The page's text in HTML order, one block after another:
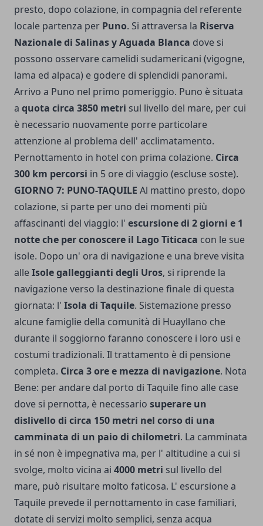
presto, dopo colazione, in compagnia del referente
locale partenza per Puno. Si attraversa la Riserva
Nazionale di Salinas y Aguada Blanca dove si
possono osservare camelidi sudamericani (vigogne,
lama ed alpaca) e godere di splendidi panorami.
Arrivo a Puno nel primo pomeriggio. Puno è situata
a quota circa 3850 metri sul livello del mare, per cui
è necessario nuovamente porre particolare
attenzione al problema dell' acclimatamento.
Pernottamento in hotel con prima colazione. Circa
300 km percorsi in 5 ore di viaggio (escluse soste).
GIORNO 7: PUNO-TAQUILE Al mattino presto, dopo
colazione, si parte per uno dei momenti più
affascinanti del viaggio: l' escursione di 2 giorni e 1
notte che per conoscere il Lago Titicaca con le sue
isole. Dopo un' ora di navigazione e una breve visita
alleIsole galleggianti degli Uros, si riprende la
navigazione verso la destinazione finale di questa
giornata: l' Isola di Taquile. Sistemazione presso
alcune famiglie della comunità di Huayllano che
durante il soggiorno faranno conoscere i loro usi e
costumi tradizionali. Il trattamento è di pensione
completa. Circa 3 ore e mezza di navigazione. Nota
Bene: per andare dal porto di Taquile fino alle case
dove si pernotta, è necessario superare un
dislivello di circa 150 metri nel corso di una
camminata di un paio di chilometri. La camminata
in sé non è impegnativa ma, per l' altitudine a cui si
svolge, molto vicina ai 4000 metri sul livello del
mare, può risultare molto faticosa. L' escursione a
Taquile prevede il pernottamento in case familiari,
dotate di servizi molto semplici, senza acqua